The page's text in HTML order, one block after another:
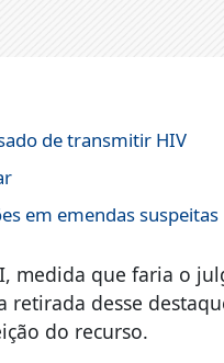
de transmitir HIV
em emendas suspeitas
medida que faria o
desse
do recurso.